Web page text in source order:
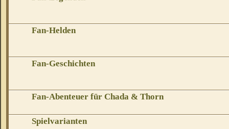
Fan-Helden
Fan-Geschichten
Fan-Abenteuer für Chada & Thorn
Spielvarianten